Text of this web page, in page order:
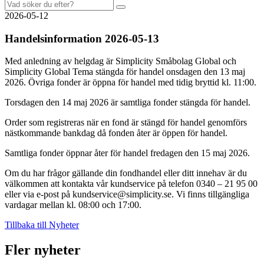
2026-05-12
Handelsinformation 2026-05-13
Med anledning av helgdag är Simplicity Småbolag Global och
Simplicity Global Tema stängda för handel onsdagen den 13 maj
2026. Övriga fonder är öppna för handel med tidig bryttid kl. 11:00.
Torsdagen den 14 maj 2026 är samtliga fonder stängda för handel.
Order som registreras när en fond är stängd för handel genomförs
nästkommande bankdag då fonden åter är öppen för handel.
Samtliga fonder öppnar åter för handel fredagen den 15 maj 2026.
Om du har frågor gällande din fondhandel eller ditt innehav är du
välkommen att kontakta vår kundservice på telefon 0340 – 21 95 00
eller via e-post på kundservice@simplicity.se. Vi finns tillgängliga
vardagar mellan kl. 08:00 och 17:00.
Tillbaka till Nyheter
Fler nyheter